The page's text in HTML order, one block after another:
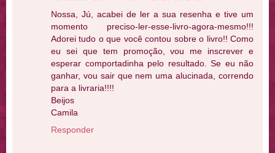
Nossa, Jú, acabei de ler a sua resenha e tive um
momento preciso-ler-esse-livro-agora-mesmo!!!
Adorei tudo o que você contou sobre o livro!! Como
eu sei que tem promoção, vou me inscrever e
esperar comportadinha pelo resultado. Se eu não
ganhar, vou sair que nem uma alucinada, correndo
para a livraria!!!!
Beijos
Camila
Responder